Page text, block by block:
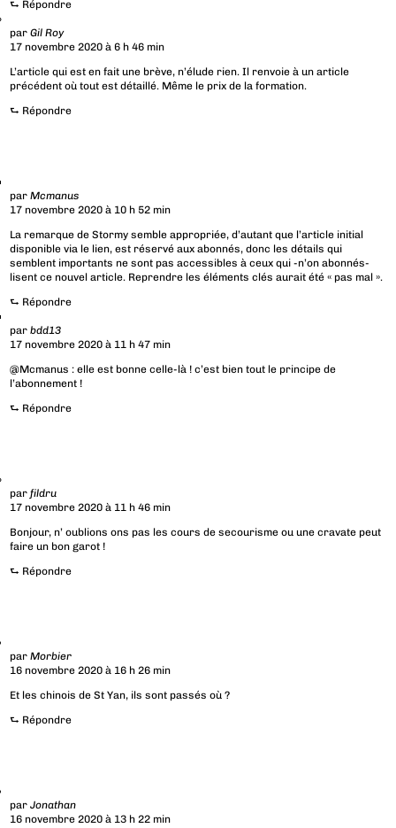
⮑ Répondre
parGil Roy
17 novembre 2020 à 6 h 46 min
L’article qui est en fait une brève, n’élude rien. Il renvoie à un article
précédent où tout est détaillé. Même le prix de la formation.
⮑ Répondre
parMcmanus
17 novembre 2020 à 10 h 52 min
La remarque de Stormy semble appropriée, d’autant que l’article initial
disponible via le lien, est réservé aux abonnés, donc les détails qui
semblent importants ne sont pas accessibles à ceux qui -n’on abonnés-
lisent ce nouvel article. Reprendre les éléments clés aurait été « pas mal ».
⮑ Répondre
parbdd13
17 novembre 2020 à 11 h 47 min
@Mcmanus : elle est bonne celle-là ! c’est bien tout le principe de
l’abonnement !
⮑ Répondre
parfildru
17 novembre 2020 à 11 h 46 min
Bonjour, n’ oublions ons pas les cours de secourisme ou une cravate peut
faire un bon garot !
⮑ Répondre
parMorbier
16 novembre 2020 à 16 h 26 min
Et les chinois de St Yan, ils sont passés où ?
⮑ Répondre
parJonathan
16 novembre 2020 à 13 h 22 min